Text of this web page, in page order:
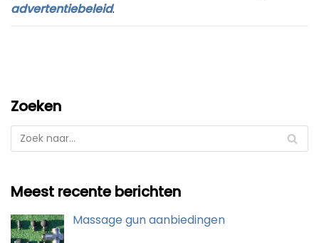
advertentiebeleid.
Zoeken
Meest recente berichten
Massage gun aanbiedingen